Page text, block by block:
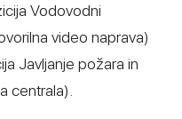
Vodovodni
video naprava)
Javljanje požara in
centrala).